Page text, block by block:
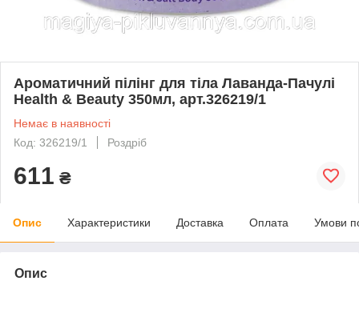
Ароматичний пілінг для тіла Лаванда-Пачулі
Health & Beauty 350мл, арт.326219/1
Немає в наявності
Код: 326219/1
Роздріб
611 ₴
Опис Характеристики Доставка Оплата Умови
Опис